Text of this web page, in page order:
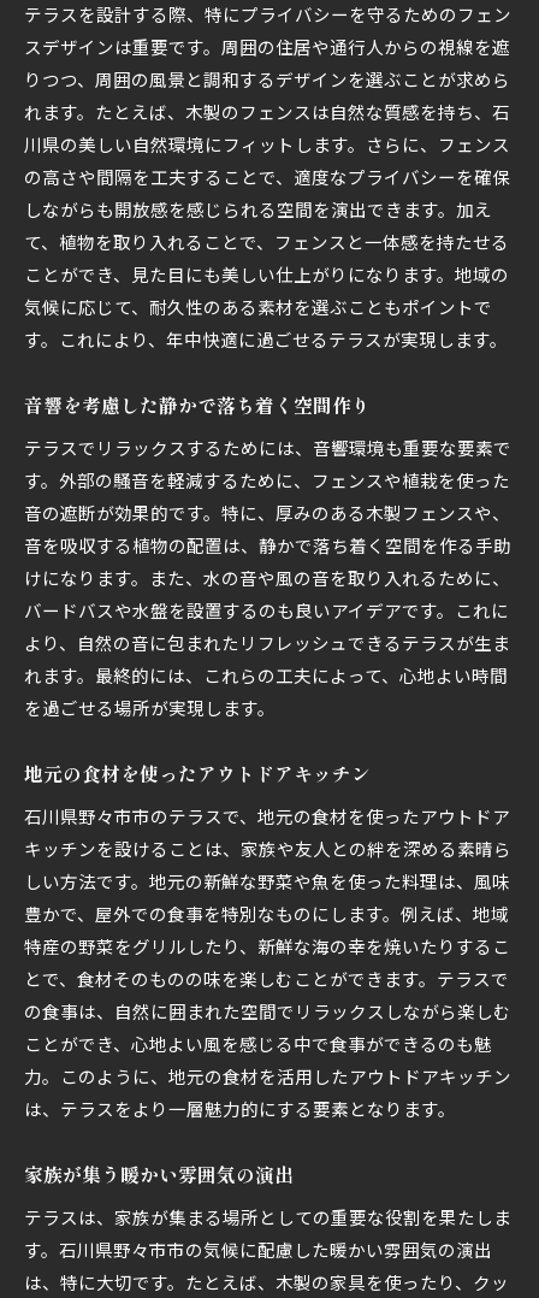
テラスを設計する際、特にプライバシーを守るためのフェン
スデザインは重要です。周囲の住居や通行人からの視線を遮
りつつ、周囲の風景と調和するデザインを選ぶことが求めら
れます。たとえば、木製のフェンスは自然な質感を持ち、石
川県の美しい自然環境にフィットします。さらに、フェンス
の高さや間隔を工夫することで、適度なプライバシーを確保
しながらも開放感を感じられる空間を演出できます。加え
て、植物を取り入れることで、フェンスと一体感を持たせる
ことができ、見た目にも美しい仕上がりになります。地域の
気候に応じて、耐久性のある素材を選ぶこともポイントで
す。これにより、年中快適に過ごせるテラスが実現します。
音響を考慮した静かで落ち着く空間作り
テラスでリラックスするためには、音響環境も重要な要素で
す。外部の騒音を軽減するために、フェンスや植栽を使った
音の遮断が効果的です。特に、厚みのある木製フェンスや、
音を吸収する植物の配置は、静かで落ち着く空間を作る手助
けになります。また、水の音や風の音を取り入れるために、
バードバスや水盤を設置するのも良いアイデアです。これに
より、自然の音に包まれたリフレッシュできるテラスが生ま
れます。最終的には、これらの工夫によって、心地よい時間
を過ごせる場所が実現します。
地元の食材を使ったアウトドアキッチン
石川県野々市市のテラスで、地元の食材を使ったアウトドア
キッチンを設けることは、家族や友人との絆を深める素晴ら
しい方法です。地元の新鮮な野菜や魚を使った料理は、風味
豊かで、屋外での食事を特別なものにします。例えば、地域
特産の野菜をグリルしたり、新鮮な海の幸を焼いたりするこ
とで、食材そのものの味を楽しむことができます。テラスで
の食事は、自然に囲まれた空間でリラックスしながら楽しむ
ことができ、心地よい風を感じる中で食事ができるのも魅
力。このように、地元の食材を活用したアウトドアキッチン
は、テラスをより一層魅力的にする要素となります。
家族が集う暖かい雰囲気の演出
テラスは、家族が集まる場所としての重要な役割を果たしま
す。石川県野々市市の気候に配慮した暖かい雰囲気の演出
は、特に大切です。たとえば、木製の家具を使ったり、クッ